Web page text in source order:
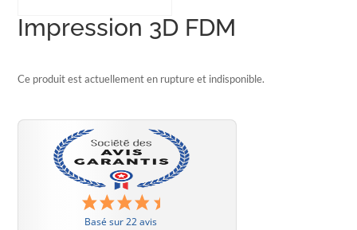
Impression 3D FDM
Ce produit est actuellement en rupture et indisponible.
Basé sur 22 avis